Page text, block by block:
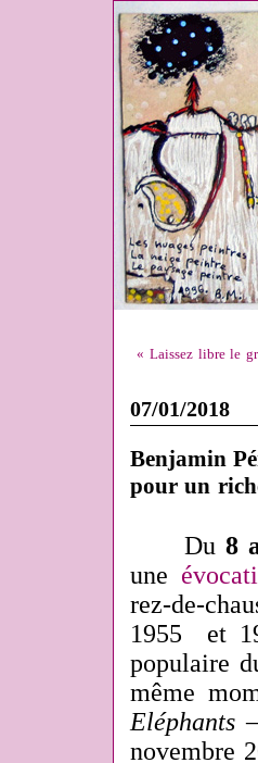
« Laissez libre le
07/01/2018
Benjamin
pour un
Du 8
une
rez-de-
1955 et
populaire
même
Eléphants
novembre